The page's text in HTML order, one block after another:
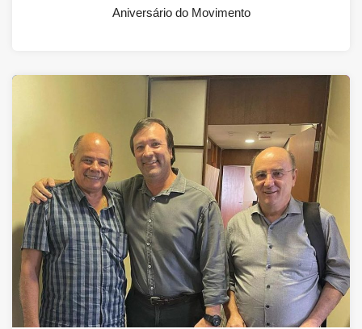
Aniversário do Movimento